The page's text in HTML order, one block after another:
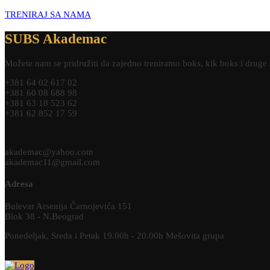
TRENIRAJ SA NAMA
SUBS Akademac
Možete nam se pridružiti da zajedno treniramo boks, kik boks i druge
+381 64 02 617 02
+381 60 08 688 98
+381 63 18 523 62
+381 62 852 17 59
akademac@yahoo.com
akademac11@gmail.com
Adresa
Bulevar Arsenija Čarnojevića 151
Blok 38 - N.Beograd
Ponedeljak, Sreda i Petak 19.00h - 20.00h Mešovita grupa